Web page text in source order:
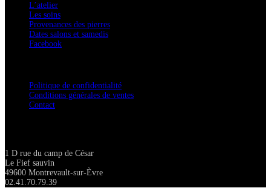
L’atelier
Les soins
Provenances des pierres
Dates salons et samedis
Facebook
Politique de confidentialité
Conditions générales de ventes
Contact
1 D rue du camp de César
Le Fief sauvin
49600 Montrevault-sur-Èvre
02.41.70.79.39